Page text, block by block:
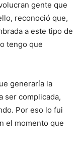
gente que
reconoció que,
a este tipo de
tengo que
generaría la
ser complicada,
Por eso lo fui
el momento que